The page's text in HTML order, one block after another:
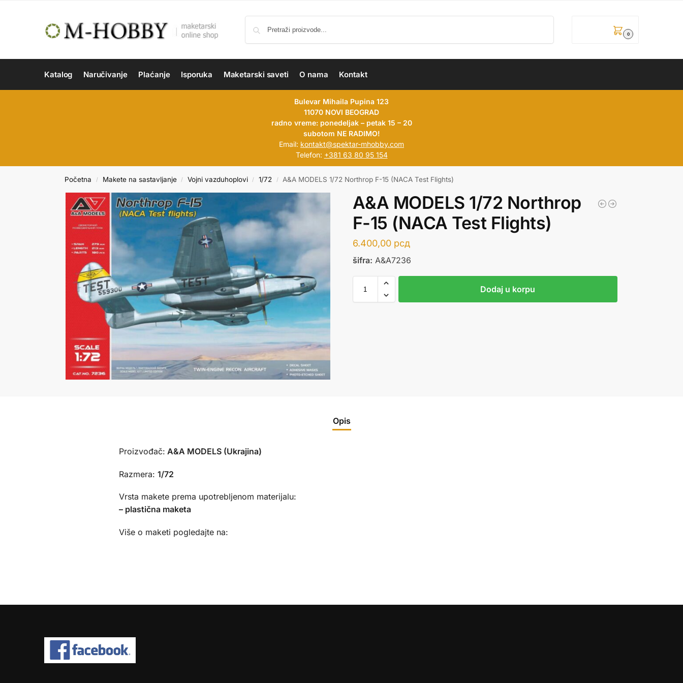
0
Katalog Naručivanje Plaćanje Isporuka Maketarski saveti O nama Kontakt
Bulevar Mihaila Pupina 123
11070 NOVI BEOGRAD
radno vreme: ponedeljak – petak 15 – 20
subotom NE RADIMO!
Email: kontakt@spektar-mhobby.com
Telefon: +381 63 80 95 154
Početna / Makete na sastavljanje / Vojni vazduhoplovi / 1/72 / A&A MODELS 1/72 Northrop F-15 (NACA Test Flights)
A&A MODELS 1/72 Northrop
F-15 (NACA Test Flights)
6.400,00 рсд
šifra: A&A7236
Dodaj u korpu
Opis
Proizvođač: A&A MODELS (Ukrajina)
Razmera: 1/72
Vrsta makete prema upotrebljenom materijalu:
– plastična maketa
Više o maketi pogledajte na: